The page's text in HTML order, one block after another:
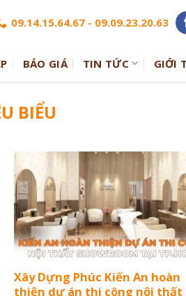
09.14.15.64.67 - 09.09.23.20.63
BÁO GIÁ TIN TỨC GIỚI
BIỂU
Xây Dựng Phúc Kiến An hoàn
thiện dự án thi công nội thất